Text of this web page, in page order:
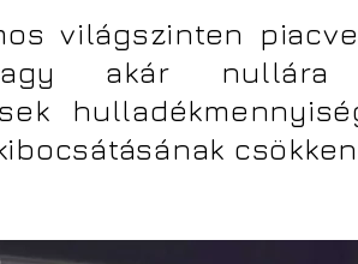
világszinten
akár nullára